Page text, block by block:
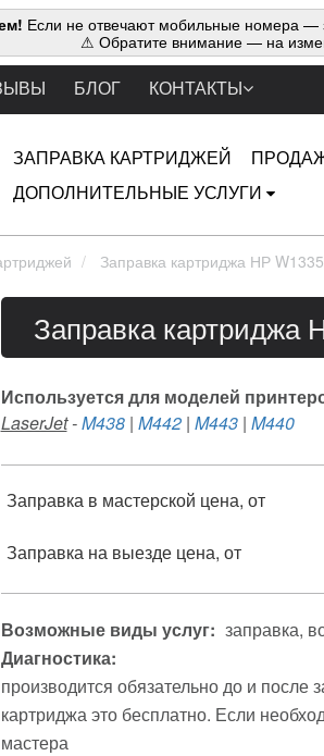
Если не отвечают мобильные номера —
⚠ Обратите внимание — на
БЛОГ КОНТАКТЫ
ЗАПРАВКА КАРТРИДЖЕЙ
ДОПОЛНИТЕЛЬНЫЕ УСЛУГИ
Заправка картриджа НР
Заправка картриджа
Используется для моделей
LaserJet-M438| M442| M443| M440
Заправка в мастерской цена, от
Заправка на выезде цена, от
Возможные виды услуг: заправка
Диагностика:
производится обязательно до и
картриджа это бесплатно. Если
мастера